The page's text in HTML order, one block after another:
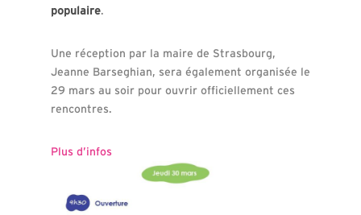
populaire.
Une réception par la maire de Strasbourg,
Jeanne Barseghian, sera également organisée le
29 mars au soir pour ouvrir officiellement ces
rencontres.
Plus d’infos